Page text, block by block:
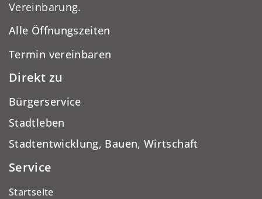
Vereinbarung.
Alle Öffnungszeiten
Termin vereinbaren
Direkt zu
Bürgerservice
Stadtleben
Stadtentwicklung, Bauen, Wirtschaft
Service
Startseite